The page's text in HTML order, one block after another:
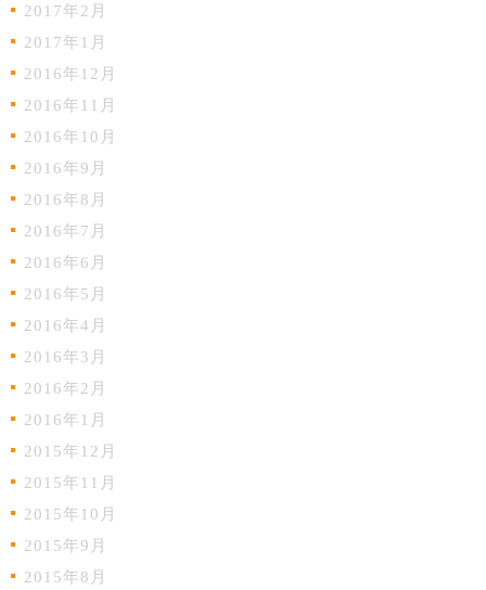
2017年2月
2017年1月
2016年12月
2016年11月
2016年10月
2016年9月
2016年8月
2016年7月
2016年6月
2016年5月
2016年4月
2016年3月
2016年2月
2016年1月
2015年12月
2015年11月
2015年10月
2015年9月
2015年8月